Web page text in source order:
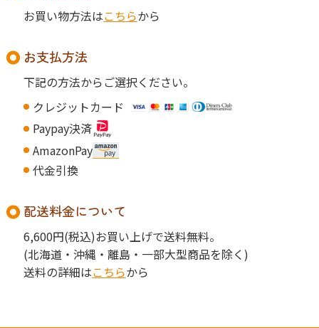
お買い物方法はこちらから
お支払方法
下記の方法からご選択ください。
クレジットカード
Paypay決済
AmazonPay
代金引換
配送料金について
6,600円(税込)お買い上げで送料無料。
(北海道・沖縄・離島・一部大型商品を除く)
送料の詳細はこちらから